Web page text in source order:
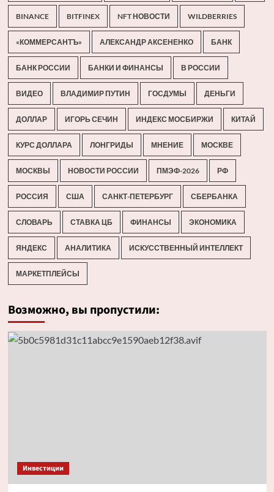
BINANCE BITFINEX NFT НОВОСТИ WILDBERRIES
«КОММЕРСАНТЪ» АЛЕКСАНДР АКСЕНЕНКО БАНК
БАНК РОССИИ БАНКИ И ФИНАНСЫ В РОССИИ
ВИДЕО ВЛАДИМИР ПУТИН ГОСДУМЫ ДЕНЬГИ
ДОЛЛАР ИГОРЬ СЕЧИН ИНДЕКС МОСБИРЖИ КИТАЙ
КУРС ДОЛЛАРА ЛОНГРИДЫ МНЕНИЕ МОСКВЕ
МОСКВЫ НОВОСТИ РОССИИ ПМЭФ-2026 РФ
РОССИЯ США САНКТ-ПЕТЕРБУРГ СБЕРБАНКА
СЛОВАРЬ СТАВКА ЦБ ФИНАНСЫ ЭКОНОМИКА
ЯНДЕКС АНАЛИТИКА ИСКУССТВЕННЫЙ ИНТЕЛЛЕКТ
МАРКЕТПЛЕЙСЫ
Возможно, вы пропустили:
Инвестиции